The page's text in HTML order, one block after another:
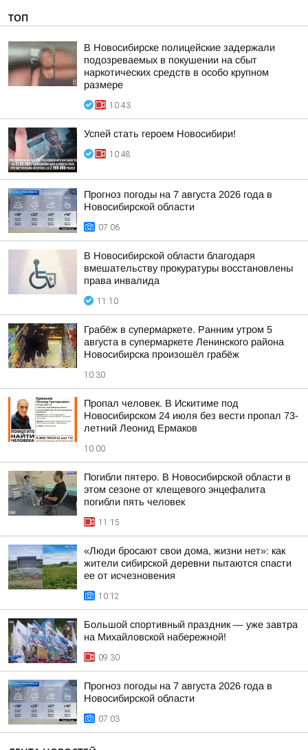
ТОП
В Новосибирске полицейские задержали
подозреваемых в покушении на сбыт
наркотических средств в особо крупном
размере
10:43
Успей стать героем Новосибири!
10:48
Прогноз погоды на 7 августа 2026 года в
Новосибирской области
07:06
В Новосибирской области благодаря
вмешательству прокуратуры восстановлены
права инвалида
11:10
Грабёж в супермаркете. Ранним утром 5
августа в супермаркете Ленинского района
Новосибирска произошёл грабёж
10:30
Пропал человек. В Искитиме под
Новосибирском 24 июля без вести пропал 73-
летний Леонид Ермаков
10:00
Погибли пятеро. В Новосибирской области в
этом сезоне от клещевого энцефалита
погибли пять человек
11:15
«Люди бросают свои дома, жизни нет»: как
жители сибирской деревни пытаются спасти
ее от исчезновения
10:12
Большой спортивный праздник — уже завтра
на Михайловской набережной!
09:30
Прогноз погоды на 7 августа 2026 года в
Новосибирской области
07:03